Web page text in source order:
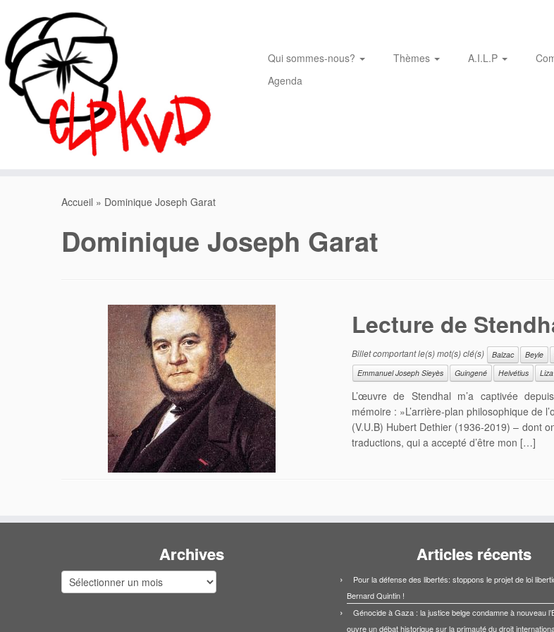
contenu
Qui sommes-nous? Thèmes A.I.L.P
Agenda
Accueil » Dominique Joseph Garat
Dominique Joseph Garat
Lecture de
Billet comportant le(s) mot(s) clé(s) Balzac Beyle
Emmanuel Joseph Sieyès
Guingené Helvétius
L’œuvre de Stendhal m’a captivée
mémoire : »L’arrière-plan philosophique de
(V.U.B) Hubert Dethier (1936-2019) – dont
traductions, qui a accepté d’être mon […]
Archives
Archives
Articles récents
Pour la défense des libertés: stoppons le projet de loi
Bernard Quintin !
Génocide à Gaza : la justice belge condamne à nouveau
ouvre un débat historique sur la primauté du droit